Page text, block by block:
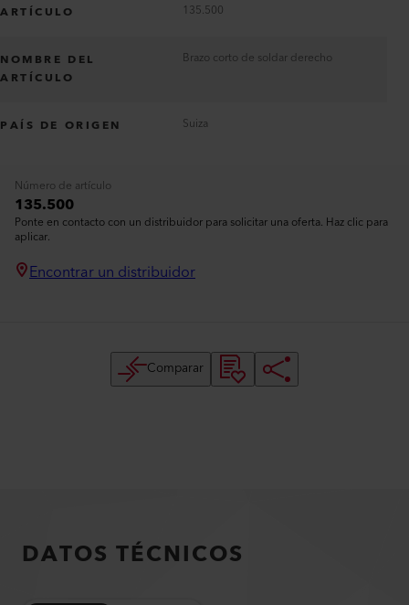
ARTÍCULO 135.500
NOMBRE DEL
ARTÍCULO
Brazo corto de soldar derecho
PAÍS DE ORIGEN Suiza
Número de artículo
135.500
Ponte en contacto con un distribuidor para solicitar una oferta. Haz clic para
aplicar.
Encontrar un distribuidor
Comparar
DATOS TÉCNICOS